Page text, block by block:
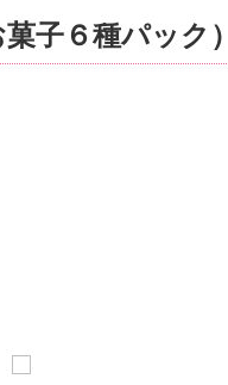
子６種パック）